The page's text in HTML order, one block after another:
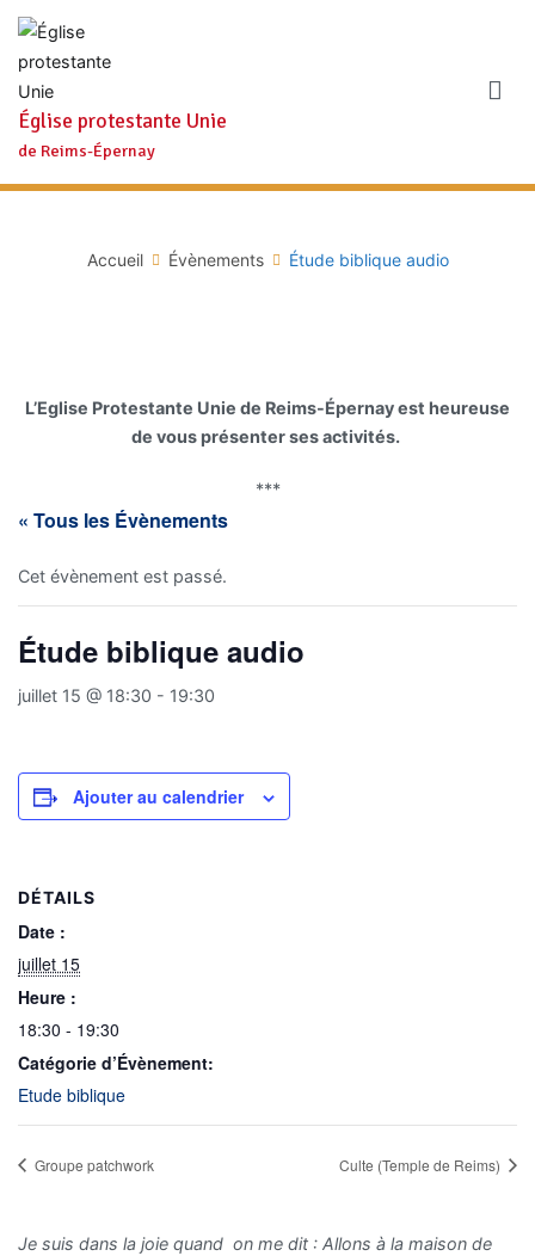
Aller
contenu
Église protestante Unie
de Reims-Épernay
Accueil Évènements Étude biblique audio
L’Eglise Protestante Unie de Reims-Épernay est heureuse
de vous présenter ses activités.
***
« Tous les Évènements
Cet évènement est passé.
Étude biblique audio
juillet 15 @ 18:30 - 19:30
Ajouter au calendrier
DÉTAILS
Date :
juillet 15
Heure :
18:30 - 19:30
Catégorie d’Évènement:
Etude biblique
Groupe patchwork Culte (Temple de Reims)
Je suis dans la joie quand on me dit : Allons à la maison de